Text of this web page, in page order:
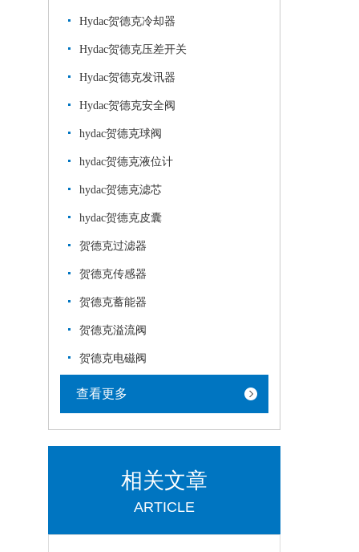
Hydac贺德克冷却器
Hydac贺德克压差开关
Hydac贺德克发讯器
Hydac贺德克安全阀
hydac贺德克球阀
hydac贺德克液位计
hydac贺德克滤芯
hydac贺德克皮囊
贺德克过滤器
贺德克传感器
贺德克蓄能器
贺德克溢流阀
贺德克电磁阀
查看更多
相关文章
ARTICLE